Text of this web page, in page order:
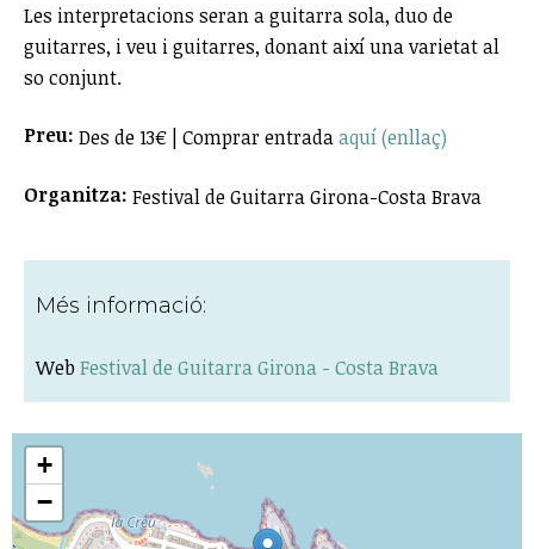
Les interpretacions seran a guitarra sola, duo de
guitarres, i veu i guitarres, donant així una varietat al
so conjunt.
Preu: Des de 13€ | Comprar entradaaquí (enllaç)
Organitza: Festival de Guitarra Girona-Costa Brava
Més informació:
Web Festival de Guitarra Girona - Costa Brava
+
−